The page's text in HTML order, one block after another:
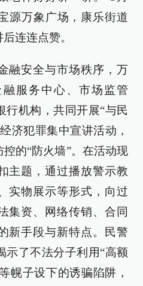
源万象广场，康乐街道
连连点赞。
融安全与市场秩序，万
服务中心、市场监管
行机构，共同开展“与民
济犯罪集中宣讲活动，
的“防火墙”。在活动现
主题，通过播放警示教
实物展示等形式，向过
集资、网络传销、合同
新手段与新特点。民警
示了不法分子利用“高额
幌子设下的诱骗陷阱，